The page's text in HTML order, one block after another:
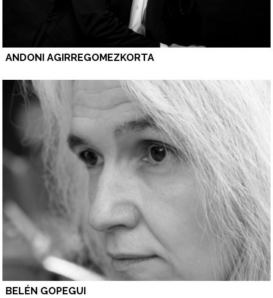
ANDONI AGIRREGOMEZKORTA
BELÉN GOPEGUI